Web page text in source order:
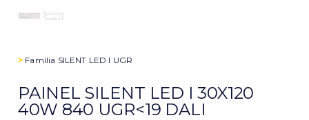
> Família SILENT LED I UGR
PAINEL SILENT LED I 30X120
40W 840 UGR<19 DALI